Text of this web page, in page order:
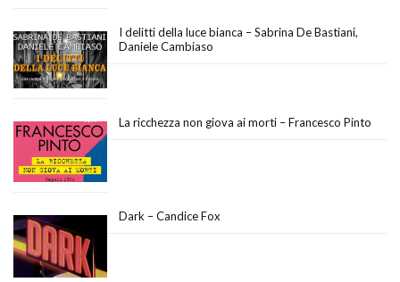
I delitti della luce bianca – Sabrina De Bastiani,
Daniele Cambiaso
La ricchezza non giova ai morti – Francesco Pinto
Dark – Candice Fox